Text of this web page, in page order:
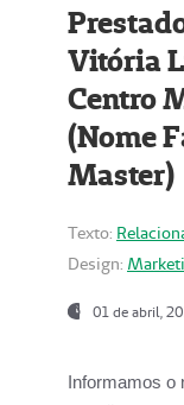
Vitória
Centro
(Nome
Master)
Texto:
Design:
01 de abril,
Informamos o